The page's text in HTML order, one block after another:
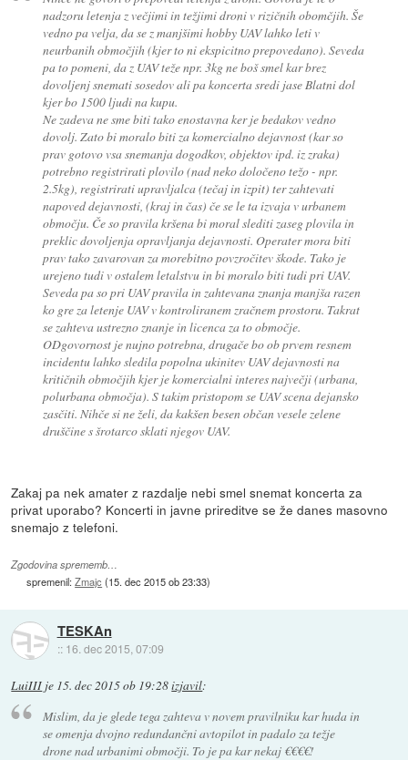
nadzoru letenja z večjimi in težjimi droni v rizičnih obomčjih. Še
vedno pa velja, da se z manjšimi hobby UAV lahko leti v
neurbanih območjih (kjer to ni ekspicitno prepovedano). Seveda
pa to pomeni, da z UAV teže npr. 3kg ne boš smel kar brez
dovoljenj snemati sosedov ali pa koncerta sredi jase Blatni dol
kjer bo 1500 ljudi na kupu.
Ne zadeva ne sme biti tako enostavna ker je bedakov vedno
dovolj. Zato bi moralo biti za komercialno dejavnost (kar so
prav gotovo vsa snemanja dogodkov, objektov ipd. iz zraka)
potrebno registrirati plovilo (nad neko določeno težo - npr.
2.5kg), registrirati upravljalca (tečaj in izpit) ter zahtevati
napoved dejavnosti, (kraj in čas) če se le ta izvaja v urbanem
območju. Če so pravila kršena bi moral slediti zaseg plovila in
preklic dovoljenja opravljanja dejavnosti. Operater mora biti
prav tako zavarovan za morebitno povzročitev škode. Tako je
urejeno tudi v ostalem letalstvu in bi moralo biti tudi pri UAV.
Seveda pa so pri UAV pravila in zahtevana znanja manjša razen
ko gre za letenje UAV v kontroliranem zračnem prostoru. Takrat
se zahteva ustrezno znanje in licenca za to območje.
ODgovornost je nujno potrebna, drugače bo ob prvem resnem
incidentu lahko sledila popolna ukinitev UAV dejavnosti na
kritičnih območjih kjer je komercialni interes največji (urbana,
polurbana območja). S takim pristopom se UAV scena dejansko
zasčiti. Nihče si ne želi, da kakšen besen občan vesele zelene
druščine s šrotarco sklati njegov UAV.
Zakaj pa nek amater z razdalje nebi smel snemat koncerta za
privat uporabo? Koncerti in javne prireditve se že danes masovno
snemajo z telefoni.
Zgodovina sprememb…
spremenil:Zmajc (15. dec 2015 ob 23:33)
TESKAn
:: 16. dec 2015, 07:09
LuiIII je 15. dec 2015 ob 19:28izjavil:
Mislim, da je glede tega zahteva v novem pravilniku kar huda in
se omenja dvojno redundančni avtopilot in padalo za težje
drone nad urbanimi območji. To je pa kar nekaj €€€€!